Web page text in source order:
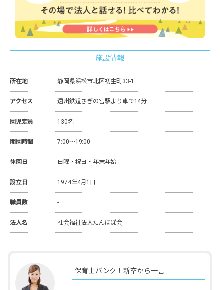
施設情報
所在地 静岡県浜松市北区初生町33-1
アクセス 遠州鉄道さぎの宮駅より車で14分
園児定員 130名
開園時間 7:00～19:00
休園日 日曜・祝日・年末年始
設立日 1974年4月1日
職員数 -
法人名 社会福祉法人たんぽぽ会
保育士バンク！新卒から一言